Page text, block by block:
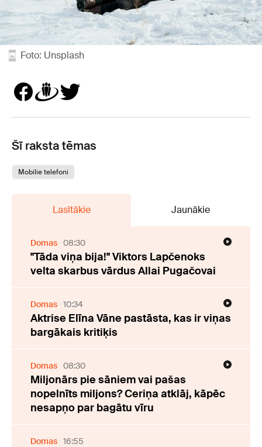
Foto: Unsplash
Šī raksta tēmas
Mobilie telefoni
Lasītākie Jaunākie
Domas 08:30
"Tāda viņa bija!" Viktors Lapčenoks
velta skarbus vārdus Allai Pugačovai
Domas 10:34
Aktrise Elīna Vāne pastāsta, kas ir viņas
bargākais kritiķis
Domas 08:30
Miljonārs pie sāniem vai pašas
nopelnīts miljons? Ceriņa atklāj, kāpēc
nesapņo par bagātu vīru
Domas 16:55